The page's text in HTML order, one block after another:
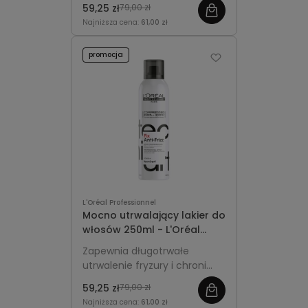
efekt uniesienia u nasady.
59,25 zł79,00 zł
Najniższa cena: 61,00 zł
L'Oréal Professionnel
Mocno utrwalający lakier do
włosów 250ml - L'Oréal
Professionnel Tecni.Art Fix
Anti-Frizz
Zapewnia długotrwałe
utrwalenie fryzury i chroni
włosy przed puszeniem oraz
wilgocią nawet do 24 godzin.
59,25 zł79,00 zł
Najniższa cena: 61,00 zł
promocja